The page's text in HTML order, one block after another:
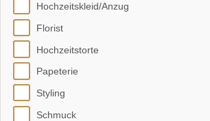
Hochzeitskleid/Anzug
Florist
Hochzeitstorte
Papeterie
Styling
Schmuck